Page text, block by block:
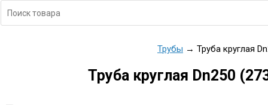
Трубы → Труба круглая
Труба круглая Dn250